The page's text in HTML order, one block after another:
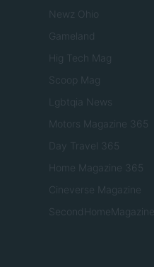
Newz Ohio
Gameland
Hig Tech Mag
Scoop Mag
Lgbtqia News
Motors Magazine 365
Day Travel 365
Home Magazine 365
Cineverse Magazine
SecondHomeMagazine